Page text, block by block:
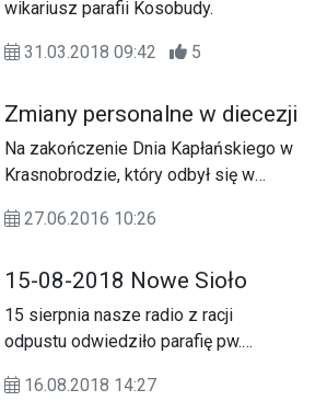
wikariusz parafii Kosobudy.
31.03.2018 09:42 5
Zmiany personalne w diecezji
Na zakończenie Dnia Kapłańskiego w
Krasnobrodzie, który odbył się w
MB w Krasnobrodzie, biskup
wręczył kilkudziesięciu księżom
dekrety nominujące i odwołujące z
poszczególnych duszpasterstw i
27.06.2016 10:26
15-08-2018 Nowe Sioło
15 sierpnia nasze radio z racji
odpustu odwiedziło parafię pw.
16.08.2018 14:27